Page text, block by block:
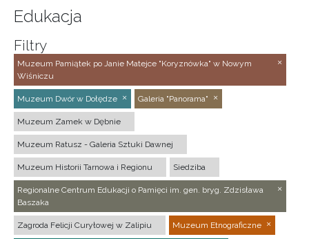
Edukacja
Filtry
Muzeum Pamiątek po Janie Matejce "Koryznówka" w Nowym
Wiśniczu
Muzeum Dwór w Dołędze Galeria "Panorama"
Muzeum Zamek w Dębnie
Muzeum Ratusz - Galeria Sztuki Dawnej
Muzeum Historii Tarnowa i Regionu Siedziba
Regionalne Centrum Edukacji o Pamięci im. gen. bryg. Zdzisława
Baszaka
Zagroda Felicji Curyłowej w Zalipiu Muzeum Etnograficzne